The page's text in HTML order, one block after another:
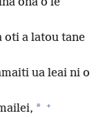
oti a latou tane
ua leai ni o
* +